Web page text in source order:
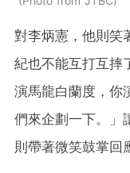
對李炳憲，他則笑
紀也不能互打互摔
演馬龍白蘭度，你
們來企劃一下。」
則帶著微笑鼓掌回